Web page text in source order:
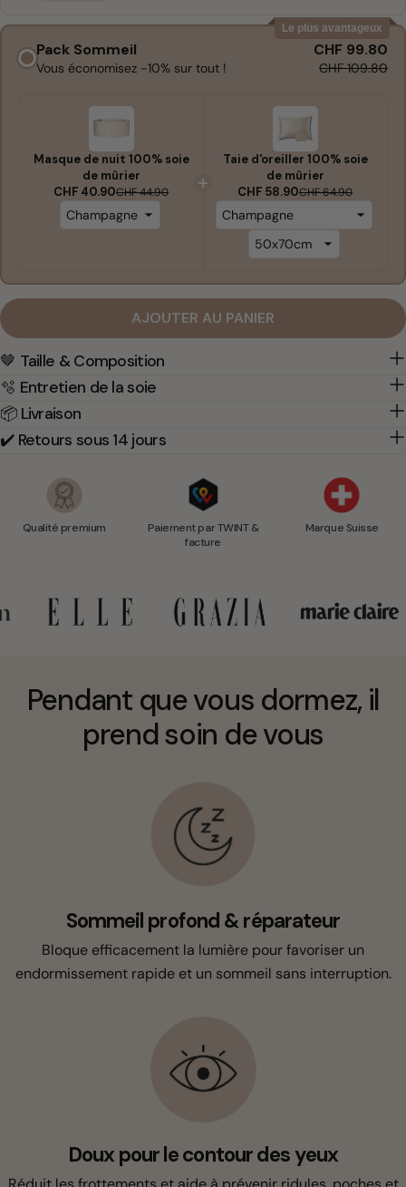
Le plus avantageux
Pack Sommeil
Vous économisez -10% sur tout !
CHF 99.80
CHF 109.80
Masque de nuit 100% soie
de mûrier
CHF 40.90CHF 44.90
Taie d'oreiller 100% soie
de mûrier
CHF 58.90CHF 64.90
AJOUTER AU PANIER
🤎 Taille & Composition
🫧 Entretien de la soie
📦 Livraison
✔️ Retours sous 14 jours
Qualité premium
Paiement par TWINT &
facture
Marque Suisse
Pendant que vous dormez, il
prend soin de vous
Sommeil profond & réparateur
Bloque efficacement la lumière pour favoriser un
endormissement rapide et un sommeil sans interruption.
Doux pour le contour des yeux